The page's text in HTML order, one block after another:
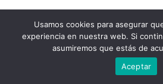
Usamos cookies para asegurar
experiencia en nuestra web. Si
asumiremos que estás de
Aceptar